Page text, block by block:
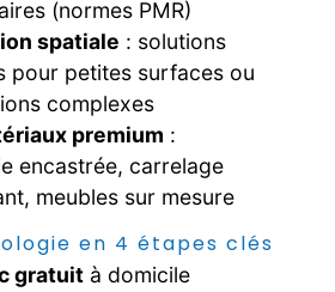
(normes PMR)
spatiale : solutions
pour petites surfaces ou
complexes
premium :
encastrée, carrelage
meubles sur mesure
en 4 étapes clés
gratuit à domicile